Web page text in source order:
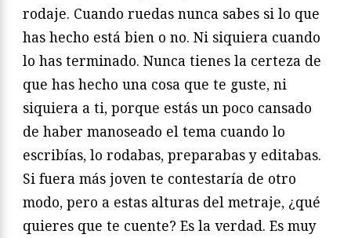
rodaje. Cuando ruedas nunca sabes si lo que
has hecho está bien o no. Ni siquiera cuando
lo has terminado. Nunca tienes la certeza de
que has hecho una cosa que te guste, ni
siquiera a ti, porque estás un poco cansado
de haber manoseado el tema cuando lo
escribías, lo rodabas, preparabas y editabas.
Si fuera más joven te contestaría de otro
modo, pero a estas alturas del metraje, ¿qué
quieres que te cuente? Es la verdad. Es muy